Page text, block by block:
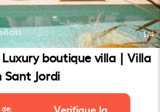
1/4
Luxury boutique villa | Villa
Sant Jordi